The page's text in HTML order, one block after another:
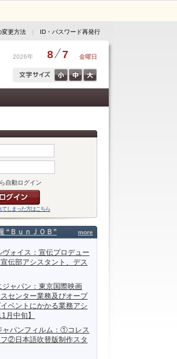
変更方法 | ID・パスワード再発行
2026年 8 7 金曜日
自動ログイン
てしまった方はこちら
more
“ＢｕｎＪＯＢ”
ォイス：宣伝プロデュー
伝部アシスタント、デス
ャパン：東京国際映画
センター業務及びオープ
ベントにかかる業務アシ
月中旬】
ャパンフィルム：①コレス
②日本語吹替版制作スタ